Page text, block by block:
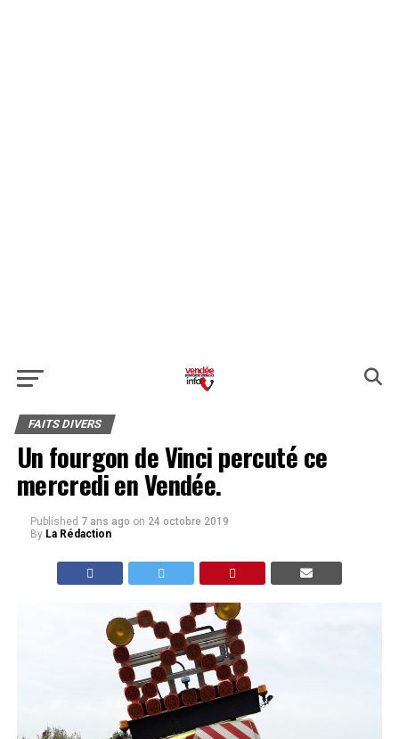
FAITS DIVERS
Un fourgon de Vinci percuté ce
mercredi en Vendée.
Published 7 ans ago on 24 octobre 2019
By La Rédaction